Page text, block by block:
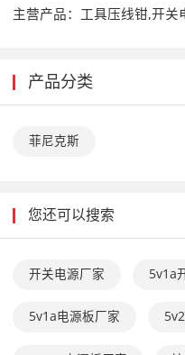
主营产品： 工具压线钳,开关
产品分类
菲尼克斯
您还可以搜索
开关电源厂家 5v1a
5v1a电源板厂家